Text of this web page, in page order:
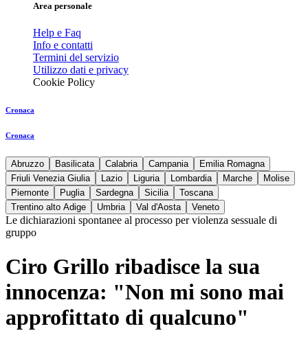
Area personale
Help e Faq
Info e contatti
Termini del servizio
Utilizzo dati e privacy
Cookie Policy
Cronaca
Cronaca
Abruzzo Basilicata Calabria Campania
Emilia Romagna
Friuli Venezia Giulia
Lazio Liguria Lombardia Marche
Molise
Piemonte
Puglia Sardegna Sicilia
Toscana
Trentino alto Adige
Umbria Val d'Aosta Veneto
Le dichiarazioni spontanee al processo per violenza sessuale di
gruppo
Ciro Grillo ribadisce la sua
innocenza: "Non mi sono mai
approfittato di qualcuno"